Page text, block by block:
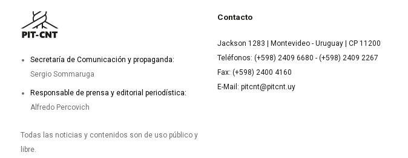
Secretaría de Comunicación y propaganda:
Sergio Sommaruga
Responsable de prensa y editorial periodística:
Alfredo Percovich
Todas las noticias y contenidos son de uso público y
libre.
Contacto
Jackson 1283 | Montevideo - Uruguay | CP 11200
Teléfonos: (+598) 2409 6680 - (+598) 2409 2267
Fax: (+598) 2400 4160
E-Mail: pitcnt@pitcnt.uy